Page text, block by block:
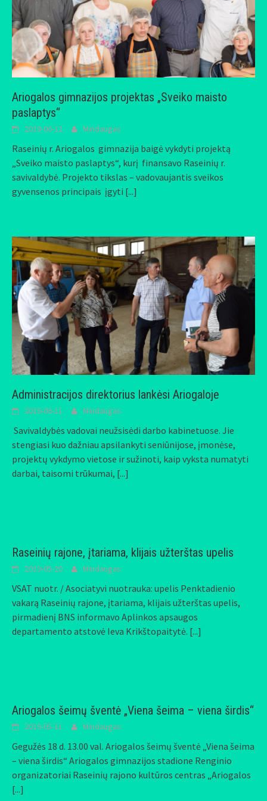
Ariogalos gimnazijos projektas „Sveiko maisto
paslaptys“
2019-06-12 Mindaugas
Raseinių r. Ariogalos gimnazija baigė vykdyti projektą
„Sveiko maisto paslaptys“, kurį finansavo Raseinių r.
savivaldybė. Projekto tikslas – vadovaujantis sveikos
gyvensenos principais įgyti [...]
Administracijos direktorius lankėsi Ariogaloje
2019-06-11 Mindaugas
Savivaldybės vadovai neužsisėdi darbo kabinetuose. Jie
stengiasi kuo dažniau apsilankyti seniūnijose, įmonėse,
projektų vykdymo vietose ir sužinoti, kaip vyksta numatyti
darbai, taisomi trūkumai, [...]
Raseinių rajone, įtariama, klijais užterštas upelis
2019-05-20 Mindaugas
VSAT nuotr. / Asociatyvi nuotrauka: upelis Penktadienio
vakarą Raseinių rajone, įtariama, klijais užterštas upelis,
pirmadienį BNS informavo Aplinkos apsaugos
departamento atstovė Ieva Krikštopaitytė. [...]
Ariogalos šeimų šventė „Viena šeima – viena širdis“
2019-05-11 Mindaugas
Gegužės 18 d. 13.00 val. Ariogalos šeimų šventė „Viena šeima
– viena širdis“ Ariogalos gimnazijos stadione Renginio
organizatoriai Raseinių rajono kultūros centras „Ariogalos
[...]